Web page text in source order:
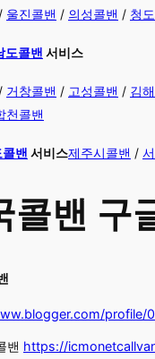
/ 울진콜밴 / 의성콜밴 / 청
도콜밴 서비스
/ 거창콜밴 / 고성콜밴 / 김
천콜밴
밴 서비스제주시콜밴 /
콜밴 구
profile/
밴 https://